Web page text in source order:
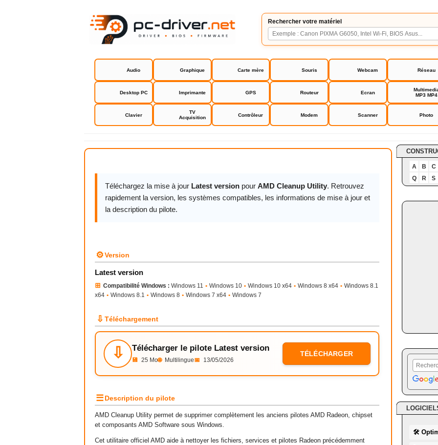
Rechercher votre matériel
Audio Graphique Carte mère Souris Webcam Réseau
Desktop PC Imprimante GPS Routeur Ecran
MP3 MP4
Clavier
TV
Acquisition
Contrôleur Modem Scanner Photo
AMD Cleanup Utility
Téléchargez la mise à jour Latest version pour AMD Cleanup Utility. Retrouvez
rapidement la version, les systèmes compatibles, les informations de mise à jour et
la description du pilote.
⚙Version
Latest version
⊞ Compatibilité Windows : Windows 11 • Windows 10 • Windows 10 x64 • Windows 8 x64 • Windows 8.1
x64 • Windows 8.1 • Windows 8 • Windows 7 x64 • Windows 7
⇩ Téléchargement
⇩ Télécharger le pilote Latest version
💾 25 Mo🌐 Multilingue📅 13/05/2026
TÉLÉCHARGER
☰Description du pilote
AMD Cleanup Utility permet de supprimer complètement les anciens pilotes AMD Radeon, chipset
et composants AMD Software sous Windows.
Cet utilitaire officiel AMD aide à nettoyer les fichiers, services et pilotes Radeon précédemment
A B
C
Q
R S
🛠